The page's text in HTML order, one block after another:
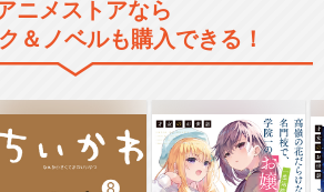
ニメストアなら
＆ノベルも購入できる！